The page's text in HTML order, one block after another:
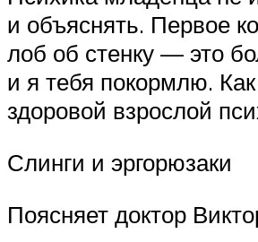
и объяснять. Первое
лоб об стенку — это
и я тебя покормлю.
здоровой взрослой
Слинги и эргорюзаки
Поясняет доктор